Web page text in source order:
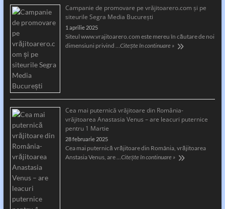
Campanie de promovare pe vrăjitoarero.com și pe
siteurile Segra Media București
1 aprilie 2025
Siteul www.vrajitoarero.com este mereu în căutare de noi
dimensiuni privind …Citește în continuare »
Cea mai puternică vrăjitoare din România-
vrăjitoarea Anastasia Venus – are leacuri puternice
pentru 1 Martie
28 februarie 2025
Cea mai puternică vrăjitoare din România, vrăjitoarea
Anstasia Venus, are …Citește în continuare »